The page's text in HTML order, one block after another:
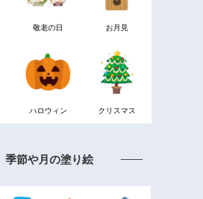
敬老の日 お月見
ハロウィン クリスマス
季節や月の塗り絵